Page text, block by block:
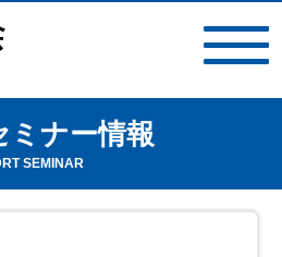
ミナー情報
SEMINAR